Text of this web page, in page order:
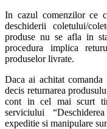
In cazul comenzilor ce
deschiderii coletului/
produse nu se afla in
procedura implica
produselor livrate.
Daca ai achitat
decis returnarea
cont in cel mai scurt
serviciului
expeditie si manipulare